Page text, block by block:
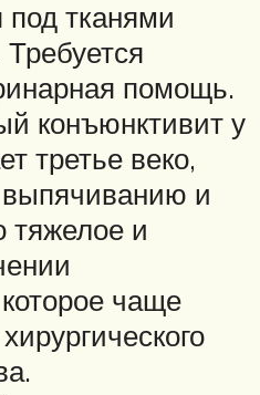
под тканями
помощь.
конъюнктивит у
третье веко,
выпячиванию и
тяжелое и
чаще